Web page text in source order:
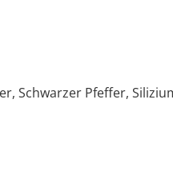
Schwarzer Pfeffer,